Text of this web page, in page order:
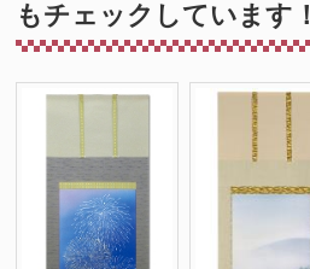
もチェックしています！